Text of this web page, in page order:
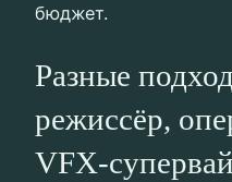
бюджет.
Разные
режиссёр,